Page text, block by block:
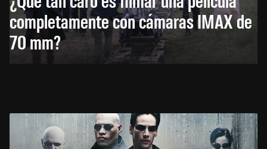
completamente con cámaras IMAX de
70 mm?